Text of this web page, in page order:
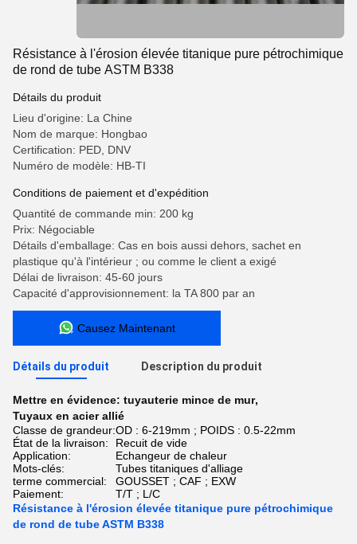
Résistance à l'érosion élevée titanique pure pétrochimique
de rond de tube ASTM B338
Détails du produit
Lieu d'origine: La Chine
Nom de marque: Hongbao
Certification: PED, DNV
Numéro de modèle: HB-TI
Conditions de paiement et d'expédition
Quantité de commande min: 200 kg
Prix: Négociable
Détails d'emballage: Cas en bois aussi dehors, sachet en
plastique qu'à l'intérieur ; ou comme le client a exigé
Délai de livraison: 45-60 jours
Capacité d'approvisionnement: la TA 800 par an
Causez Maintenant
Détails du produit Description du produit
Mettre en évidence: tuyauterie mince de mur,
Tuyaux en acier allié
Classe de grandeur:OD : 6-219mm ; POIDS : 0.5-22mm
État de la livraison:
Recuit de vide
Application:
Echangeur de chaleur
Mots-clés:
Tubes titaniques d'alliage
terme commercial:
GOUSSET ; CAF ; EXW
Paiement:
T/T ; L/C
Résistance à l'érosion élevée titanique pure pétrochimique
de rond de tube ASTM B338